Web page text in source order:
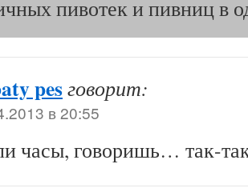
пивотек и пивниц в
pesговорит:
в 20:55
часы, говоришь… так-